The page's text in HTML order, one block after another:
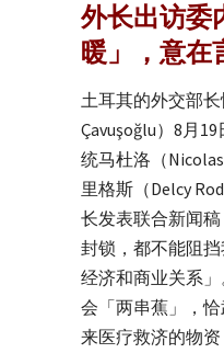
外长出访委
暖」，意在
土耳其的外交部
Çavuşoğlu）8月
统马杜洛（
里格斯（Delcy
长发表联合新闻稿
封锁，都不能阻
经济和商业关系
会「两串蕉」，
来医疗救济的物